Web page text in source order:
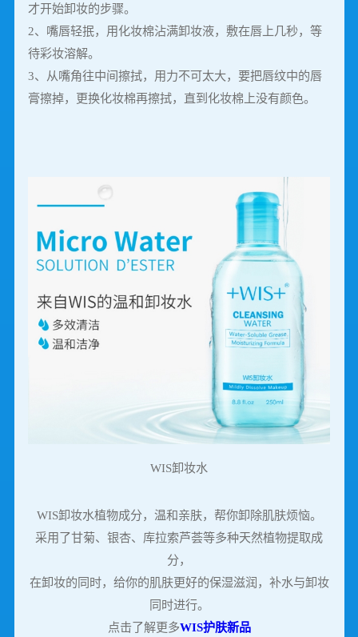
才开始卸妆的步骤。
2、嘴唇轻抿，用化妆棉沾满卸妆液，敷在唇上几秒，等
待彩妆溶解。
3、从嘴角往中间擦拭，用力不可太大，要把唇纹中的唇
膏擦掉，更换化妆棉再擦拭，直到化妆棉上没有颜色。
WIS卸妆水
WIS卸妆水植物成分，温和亲肤，帮你卸除肌肤烦恼。
采用了甘菊、银杏、库拉索芦荟等多种天然植物提取成
分，
在卸妆的同时，给你的肌肤更好的保湿滋润，补水与卸妆
同时进行。
点击了解更多WIS护肤新品